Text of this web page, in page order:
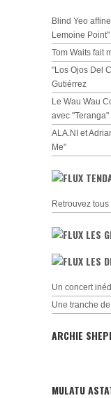
Blind Yeo
Lemoine Point"
Tom Waits fait
"Los Ojos Del
Gutiérrez
Le Wau Wau
avec "Teranga"
ALA.NI et
Me"
Retrouvez
LES
LES
Un concert
Une tranche
ARCHIE
MULATU